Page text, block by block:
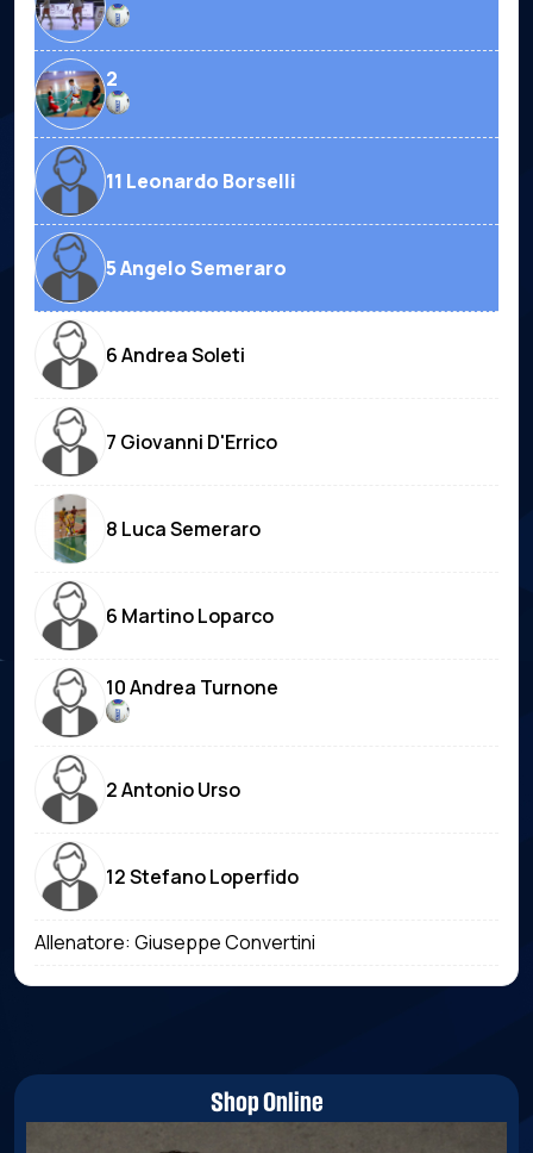
2
11 Leonardo Borselli
5 Angelo Semeraro
6 Andrea Soleti
7 Giovanni D'Errico
8 Luca Semeraro
6 Martino Loparco
10 Andrea Turnone
2 Antonio Urso
12 Stefano Loperfido
Allenatore: Giuseppe Convertini
Shop Online